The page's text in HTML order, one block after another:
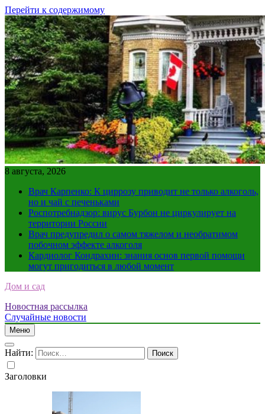
Перейти к содержимому
8 августа, 2026
Врач Карпенко: К циррозу приводит не только алкоголь,
но и чай с печеньками
Роспотребнадзор: вирус Бурбон не циркулирует на
территории России
Врач предупредил о самом тяжелом и необратимом
побочном эффекте алкоголя
Кардиолог Кондрахин: знания основ первой помощи
могут пригодиться в любой момент
Дом и сад
Новостная рассылка
Случайные новости
Меню
Найти:
Заголовки